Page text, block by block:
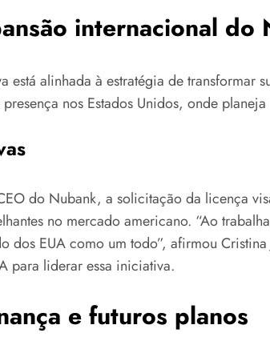
internacional do
alinhada à estratégia de
nos Estados Unidos, onde
do Nubank, a solicitação da licença
no mercado americano. “Ao
dos EUA como um todo”, afirmou
para liderar essa iniciativa.
e futuros planos